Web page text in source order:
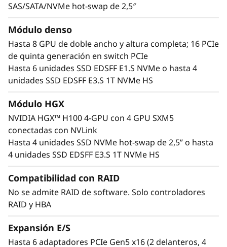
Plataforma de computación acelerada
admitir aceleradores AMD Instinct MI Series,
Qualcomm Cloud AI aceleradoresy la amplia
cartera de centros de datos NVIDIA
Hopper, Lovelace y Ampere, además de 4 GPU
NVIDIA HGX H100 con NVLink, gasta 8 GPU
GPU NVIDIA L40 Tensor Core. ¿Está interesado
en otras GPU de NVIDIA? Consulte nuestra
gama completa en el Resumen de GPU
SAS/SATA/NVMe hot-swap de 2,5″
Módulo denso
Hasta 8 GPU de doble ancho y altura completa; 16 PCIe
de quinta generación en switch PCIe
Hasta 6 unidades SSD EDSFF E1.S NVMe o hasta 4
unidades SSD EDSFF E3.S 1T NVMe HS
Módulo HGX
NVIDIA HGX™ H100 4-GPU con 4 GPU SXM5
conectadas con NVLink
Hasta 4 unidades SSD NVMe hot-swap de 2,5” o hasta
4 unidades SSD EDSFF E3.S 1T NVMe HS
Compatibilidad con RAID
No se admite RAID de software. Solo controladores
RAID y HBA
Expansión E/S
Hasta 6 adaptadores PCIe Gen5 x16 (2 delanteros, 4